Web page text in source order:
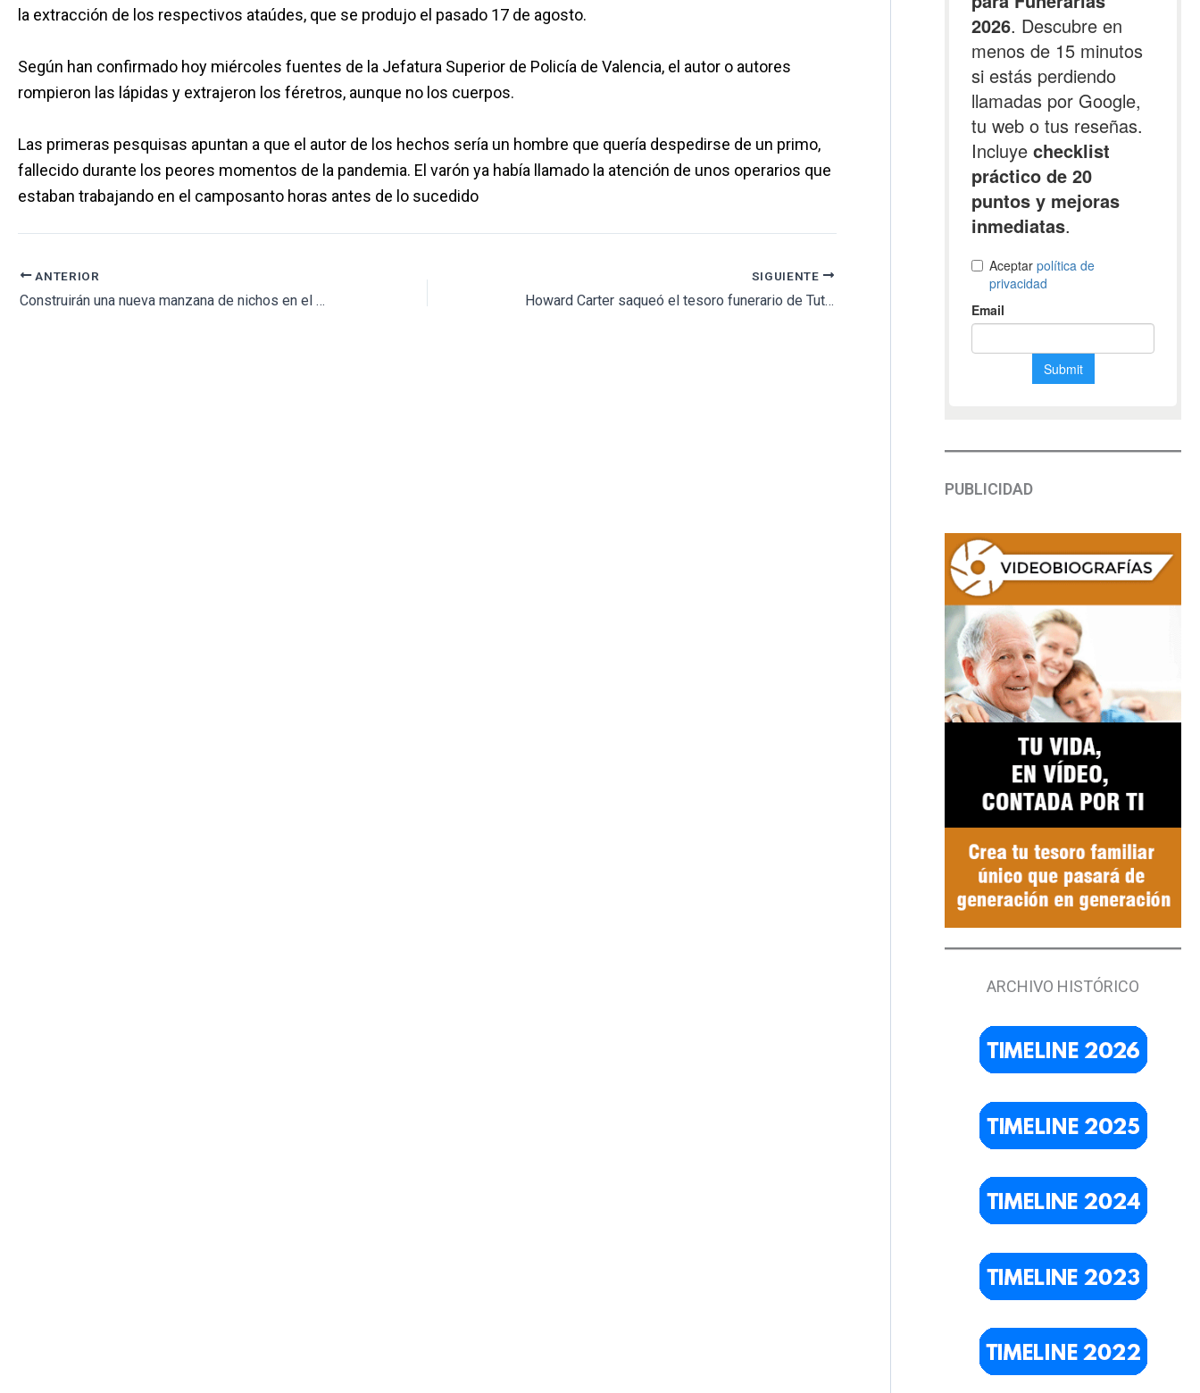
la extracción de los respectivos ataúdes, que se produjo el pasado 17 de agosto.
Según han confirmado hoy miércoles fuentes de la Jefatura Superior de Policía de Valencia, el autor o autores
rompieron las lápidas y extrajeron los féretros, aunque no los cuerpos.
Las primeras pesquisas apuntan a que el autor de los hechos sería un hombre que quería despedirse de un primo,
fallecido durante los peores momentos de la pandemia. El varón ya había llamado la atención de unos operarios que
estaban trabajando en el camposanto horas antes de lo sucedido
ANTERIOR
Construirán una nueva manzana de nichos en el Cementerio General de Reus
SIGUIENTE
Howard Carter saqueó el tesoro funerario de Tutankamón
PUBLICIDAD
ARCHIVO HISTÓRICO